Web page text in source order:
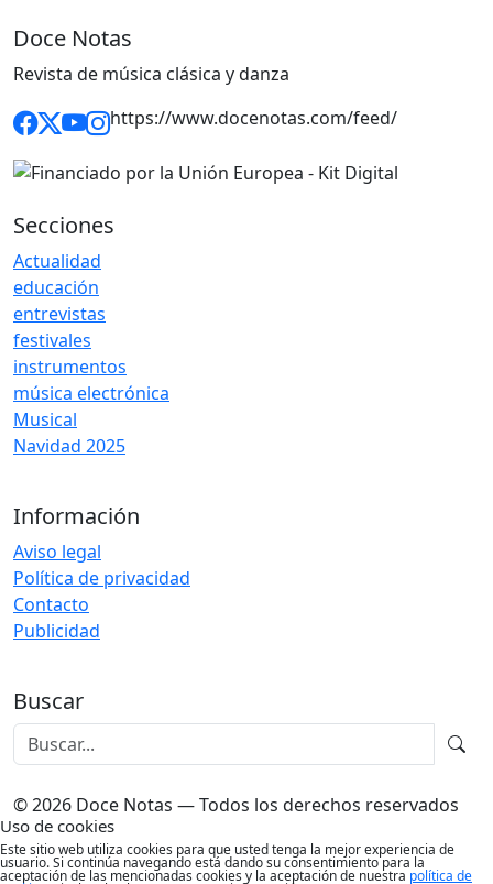
Doce Notas
Revista de música clásica y danza
https://www.docenotas.com/feed/
Secciones
Actualidad
educación
entrevistas
festivales
instrumentos
música electrónica
Musical
Navidad 2025
Información
Aviso legal
Política de privacidad
Contacto
Publicidad
Buscar
© 2026 Doce Notas — Todos los derechos reservados
Uso de cookies
Este sitio web utiliza cookies para que usted tenga la mejor experiencia de
usuario. Si continúa navegando está dando su consentimiento para la
aceptación de las mencionadas cookies y la aceptación de nuestra política de